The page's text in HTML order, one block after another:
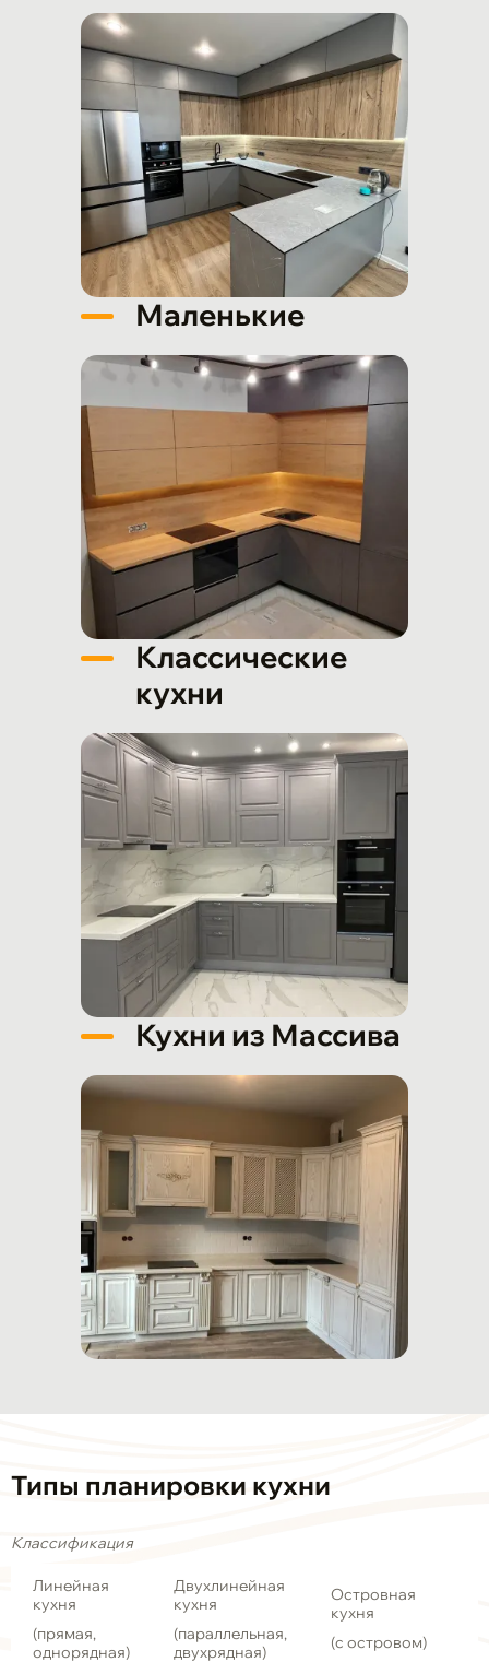
Маленькие
Классические
кухни
Кухни из Массива
Типы планировки кухни
Классификация
Линейная
кухня
(прямая,
однорядная)
Двухлинейная
кухня
(параллельная,
двухрядная)
Островная
кухня
(с островом)